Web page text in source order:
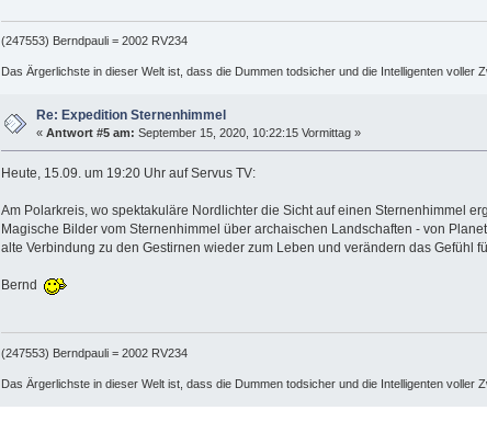
(247553) Berndpauli = 2002 RV234
Das Ärgerlichste in dieser Welt ist, dass die Dummen todsicher und die Intelligenten voller
Re: Expedition Sternenhimmel
« Antwort #5 am: September 15, 2020, 10:22:15 Vormittag »
Heute, 15.09. um 19:20 Uhr auf Servus TV:
Am Polarkreis, wo spektakuläre Nordlichter die Sicht auf einen Sternenhimmel
Magische Bilder vom Sternenhimmel über archaischen Landschaften - von
alte Verbindung zu den Gestirnen wieder zum Leben und verändern das Gefühl
Bernd
(247553) Berndpauli = 2002 RV234
Das Ärgerlichste in dieser Welt ist, dass die Dummen todsicher und die Intelligenten voller